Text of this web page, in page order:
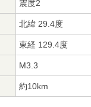
震度2
北緯 29.4度
東経 129.4度
M3.3
約10km